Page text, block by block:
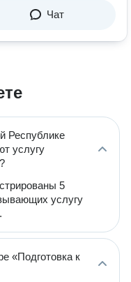
Чат
Республике
услугу
5
услугу
«Подготовка к